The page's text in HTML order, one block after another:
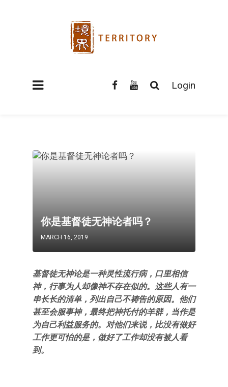
Login
你是基督徒无神论者吗？
MARCH 16, 2019
基督徒无神论是一种灵性流行病，口里相信
神，行事为人却像神不存在似的。这些人有一
串长长的清单，列出自己不祷告的原因。他们
甚至会服事神，最终把神托付的羊群，当作是
为自己利益服务的。对他们来说，比没有做好
工作更可怕的是，做好了工作却没有被人看
到。